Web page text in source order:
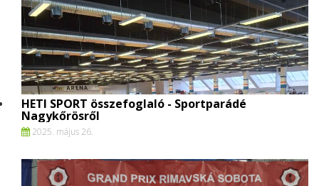
HETI SPORT összefoglaló - Sportparádé
Nagykőrösről
2025. május 26.